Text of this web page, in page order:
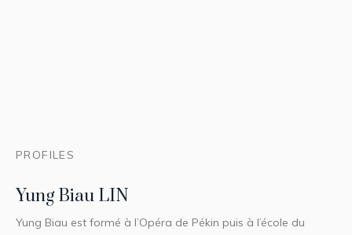
PROFILES
Yung Biau LIN
Yung Biau est formé à l’Opéra de Pékin puis à l’école du